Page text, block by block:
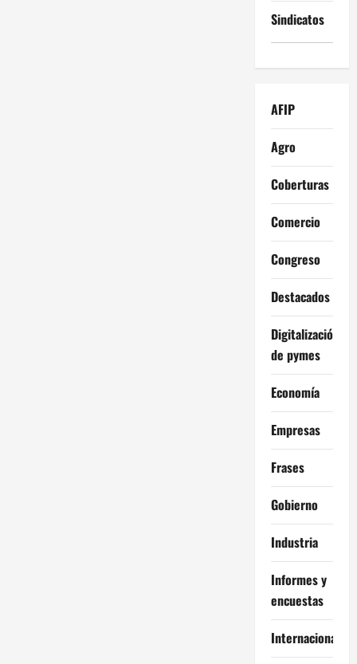
Sindicatos
AFIP
Agro
Coberturas
Comercio
Congreso
Destacados
Digitalización
de pymes
Economía
Empresas
Frases
Gobierno
Industria
Informes y
encuestas
Internacional